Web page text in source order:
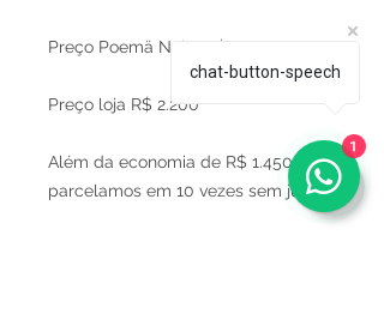
Preço Poemä Noire R$750
Preço loja R$ 2.200
Além da economia de R$ 1.450
parcelamos em 10 vezes sem juros.
chat-button-speech
1